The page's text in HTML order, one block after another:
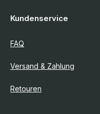
Kundenservice
FAQ
Versand & Zahlung
Retouren